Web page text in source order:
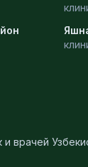
врачей